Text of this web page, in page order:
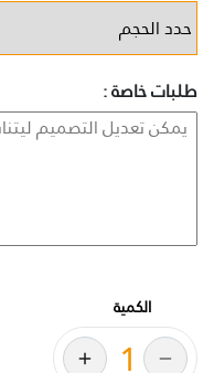
طلبات خاصة :
الكمية